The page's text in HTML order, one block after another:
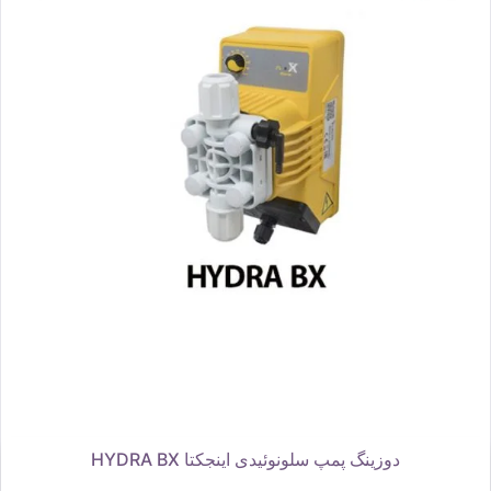
دوزینگ پمپ سلونوئیدی اینجکتا HYDRA BX